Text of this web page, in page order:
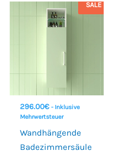
SALE
296.00€ - Inklusive
Mehrwertsteuer
Wandhängende
Badezimmersäule